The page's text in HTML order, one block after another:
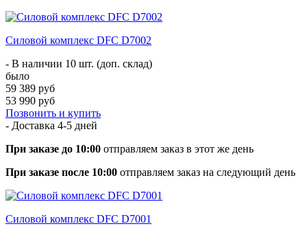
Силовой комплекс DFC D7002
- В наличии 10 шт. (доп. склад)
было
59 389 руб
53 990 руб
Позвонить и купить
- Доставка 4-5 дней
При заказе до 10:00 отправляем заказ в этот же день
При заказе после 10:00 отправляем заказ на следующий день
Силовой комплекс DFC D7001